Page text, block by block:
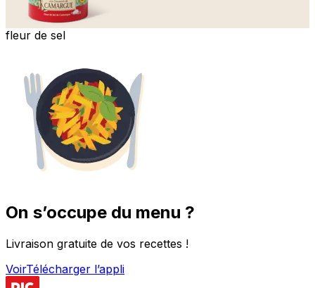
fleur de sel
On s’occupe du menu ?
Livraison gratuite de vos recettes !
VoirTélécharger l’appli